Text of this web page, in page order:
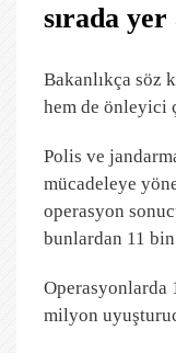
sırada yer
Bakanlıkça söz
hem de önleyici
Polis ve
mücadeleye
operasyon
bunlardan 11
Operasyonlarda
milyon